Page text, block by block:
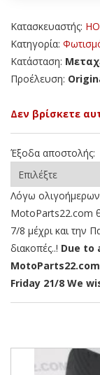
Κατασκευαστής:
Κατηγορία:
Κατάσταση:
Προέλευση:
Δεν βρίσκετε
Έξοδα αποστολής:
Λόγω ολιγοήμερων
MotoParts22.com
7/8 μέχρι και την
διακοπές..! Due to
Friday 21/8 We